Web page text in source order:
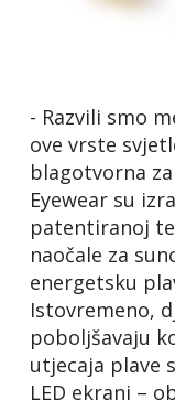
- Razvili smo
ove vrste
blagotvorna
Eyewear su
patentiranoj
naočale za
energetsku
Istovremeno,
poboljšavaju
utjecaja plave
LED ekrani –